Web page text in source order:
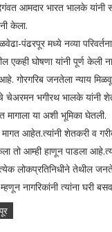
भारत भालके यांनी
केला.
पंढरपूर मध्ये नव्या
घोषणा यांनी पूर्ण केली
गोरगरिब जनतेला न्याय
चेअरमन भगीरथ भालके यांनी
मागाला या अशी भूमिका घेतली.
आहेत.त्यांनी शेतकरी व
तो आम्ही हाणून पाडला
लोकप्रतिनिधीने
नागरिकांनी त्यांना घरी